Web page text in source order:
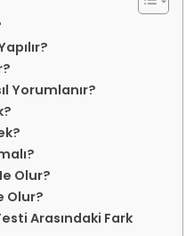
Yorumlanır?
Olur?
Olur?
Arasındaki Fark